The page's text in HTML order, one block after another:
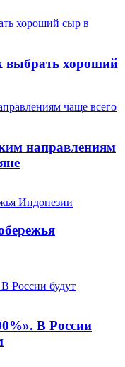
выбрать хороший
направлениям
В России